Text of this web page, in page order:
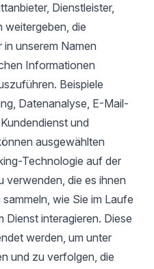
Dienstleister,
weitergeben, die
unserem Namen
Informationen
Beispiele
Datenanalyse, E-Mail-
und
ausgewählten
Technologie auf der
verwenden, die es ihnen
wie Sie im Laufe
Dienst interagieren. Diese
werden, um unter
und zu verfolgen, die